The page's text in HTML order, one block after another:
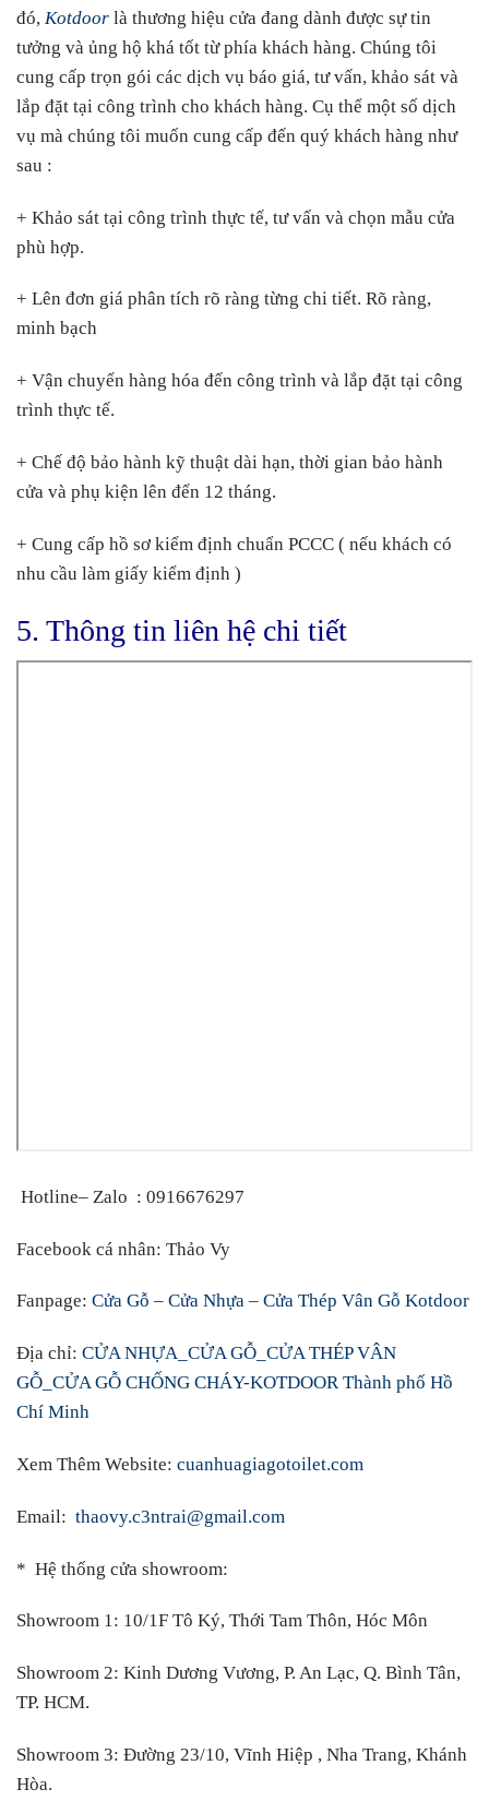
đó, Kotdoor là thương hiệu cửa đang dành được sự tin
tưởng và ủng hộ khá tốt từ phía khách hàng. Chúng tôi
cung cấp trọn gói các dịch vụ báo giá, tư vấn, khảo sát và
lắp đặt tại công trình cho khách hàng. Cụ thể một số dịch
vụ mà chúng tôi muốn cung cấp đến quý khách hàng như
sau :
+ Khảo sát tại công trình thực tế, tư vấn và chọn mẫu cửa
phù hợp.
+ Lên đơn giá phân tích rõ ràng từng chi tiết. Rõ ràng,
minh bạch
+ Vận chuyển hàng hóa đến công trình và lắp đặt tại công
trình thực tế.
+ Chế độ bảo hành kỹ thuật dài hạn, thời gian bảo hành
cửa và phụ kiện lên đến 12 tháng.
+ Cung cấp hồ sơ kiểm định chuẩn PCCC ( nếu khách có
nhu cầu làm giấy kiểm định )
5. Thông tin liên hệ chi tiết
Hotline– Zalo : 0916676297
Facebook cá nhân: Thảo Vy
Fanpage: Cửa Gỗ – Cửa Nhựa – Cửa Thép Vân Gỗ Kotdoor
Địa chỉ: CỬA NHỰA_CỬA GỖ_CỬA THÉP VÂN
GỖ_CỬA GỖ CHỐNG CHÁY-KOTDOOR Thành phố Hồ
Chí Minh
Xem Thêm Website: cuanhuagiagotoilet.com
Email: thaovy.c3ntrai@gmail.com
* Hệ thống cửa showroom:
Showroom 1: 10/1F Tô Ký, Thới Tam Thôn, Hóc Môn
Showroom 2: Kinh Dương Vương, P. An Lạc, Q. Bình Tân,
TP. HCM.
Showroom 3: Đường 23/10, Vĩnh Hiệp , Nha Trang, Khánh
Hòa.